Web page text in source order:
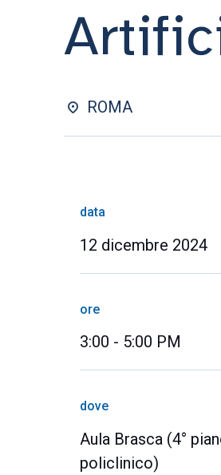
ROMA
data
12 dicembre 2024
ore
3:00 - 5:00 PM
dove
Aula Brasca (4°
policlinico)